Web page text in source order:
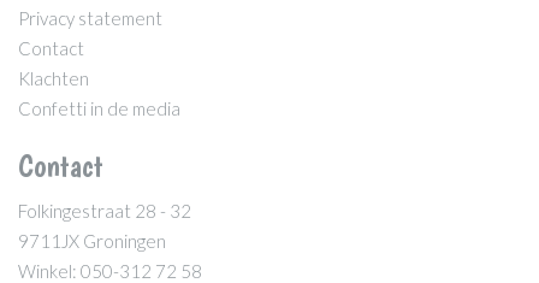
Privacy statement
Contact
Klachten
Confetti in de media
Contact
Folkingestraat 28 - 32
9711JX Groningen
Winkel: 050-312 72 58